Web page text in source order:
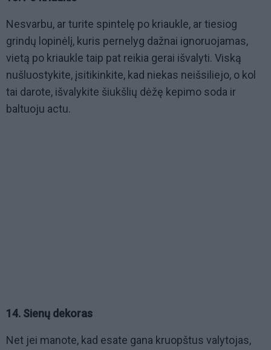
Nesvarbu, ar turite spintelę po kriaukle, ar tiesiog
grindų lopinėlį, kuris pernelyg dažnai ignoruojamas,
vietą po kriaukle taip pat reikia gerai išvalyti. Viską
nušluostykite, įsitikinkite, kad niekas neišsiliejo, o kol
tai darote, išvalykite šiukšlių dėžę kepimo soda ir
baltuoju actu.
14. Sienų dekoras
Net jei manote, kad esate gana kruopštus valytojas,